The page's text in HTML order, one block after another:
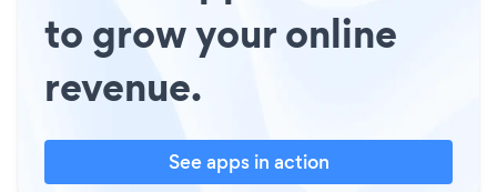
to grow your online
revenue.
See apps in action